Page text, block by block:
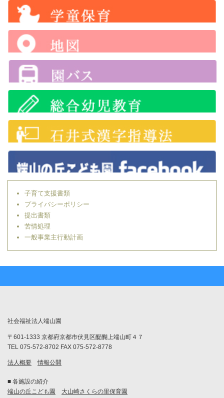
子育て支援書類
プライバシーポリシー
提出書類
苦情処理
一般事業主行動計画
社会福祉法人端山園
〒601-1333 京都府京都市伏見区醍醐上端山町４７
TEL 075-572-8702 FAX 075-572-8778
法人概要 情報公開
■ 各施設の紹介
端山の丘こども園
大山崎さくらの里保育園